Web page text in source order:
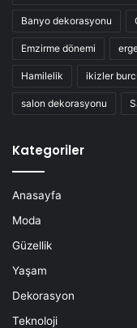
Banyo dekorasyonu
Emzirme dönemi
Hamilelik ikizler
salon dekorasyonu
Kategoriler
Anasayfa
Moda
Güzellik
Yaşam
Dekorasyon
Teknoloji